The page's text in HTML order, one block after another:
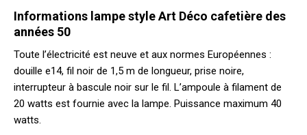
Informations lampe style Art Déco cafetière des
années 50
Toute l’électricité est neuve et aux normes Européennes :
douille e14, fil noir de 1,5 m de longueur, prise noire,
interrupteur à bascule noir sur le fil. L’ampoule à filament de
20 watts est fournie avec la lampe. Puissance maximum 40
watts.